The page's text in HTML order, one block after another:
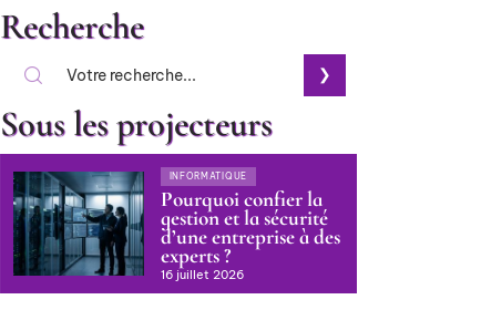
Recherche
Sous les projecteurs
INFORMATIQUE
Pourquoi confier la
gestion et la sécurité
d’une entreprise à des
experts ?
16 juillet 2026